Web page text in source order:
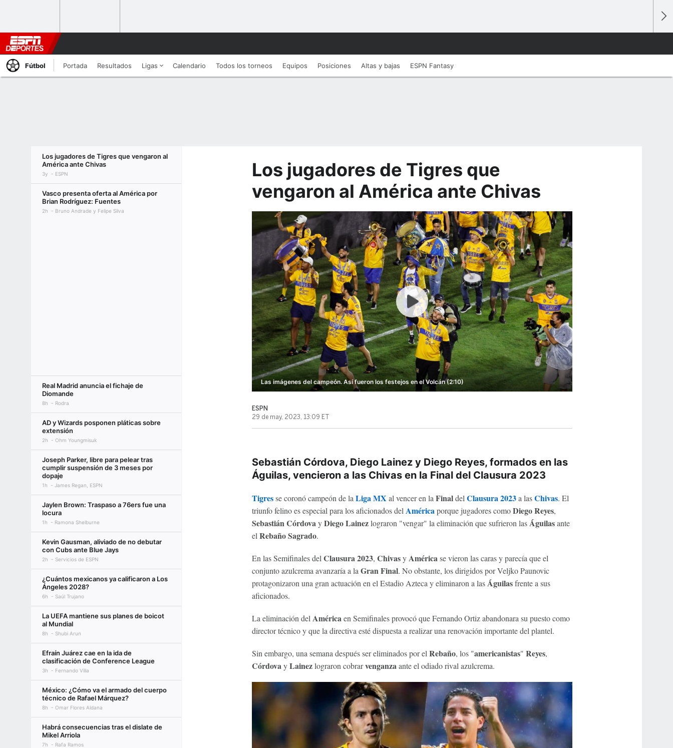
Fútbol Portada Resultados Ligas Calendario Todos los torneos Equipos Posiciones Altas y bajas ESPN Fantasy
Los jugadores de Tigres que vengaron al
América ante Chivas
3y ESPN
Vasco presenta oferta al América por
Brian Rodríguez: Fuentes
2h Bruno Andrade y Felipe Silva
Real Madrid anuncia el fichaje de
Diomande
8h Rodra
AD y Wizards posponen pláticas sobre
extensión
2h Ohm Youngmisuk
Joseph Parker, libre para pelear tras
cumplir suspensión de 3 meses por
dopaje
1h James Regan, ESPN
Jaylen Brown: Traspaso a 76ers fue una
locura
1h Ramona Shelburne
Kevin Gausman, aliviado de no debutar
con Cubs ante Blue Jays
2h Servicios de ESPN
¿Cuántos mexicanos ya calificaron a Los
Ángeles 2028?
6h Saúl Trujano
La UEFA mantiene sus planes de boicot
al Mundial
8h Shubi Arun
Efraín Juárez cae en la ida de
clasificación de Conference League
3h Fernando Villa
México: ¿Cómo va el armado del cuerpo
técnico de Rafael Márquez?
8h Omar Flores Aldana
Habrá consecuencias tras el dislate de
Mikel Arriola
7h Rafa Ramos
Los jugadores de Tigres que
vengaron al América ante Chivas
Las imágenes del campeón. Así fueron los festejos en el Volcán (2:10)
ESPN
29 de may, 2023, 13:09 ET
Sebastián Córdova, Diego Lainez y Diego Reyes, formados en las
Águilas, vencieron a las Chivas en la Final del Clausura 2023
Tigresse coronó campeón de la Liga MX al vencer en la Finaldel Clausura 2023a lasChivas. El
triunfo felino es especial para los aficionados del América porque jugadores comoDiego Reyes,
Sebastián Córdova yDiego Lainezlograron "vengar" la eliminación que sufrieron lasÁguilasante
el Rebaño Sagrado.
En las Semifinales del Clausura 2023, ChivasyAmérica se vieron las caras y parecía que el
conjunto azulcrema avanzaría a la Gran Final. No obstante, los dirigidos por Veljko Paunovic
protagonizaron una gran actuación en el Estadio Azteca y eliminaron a lasÁguilasfrente a sus
aficionados.
La eliminación del América en Semifinales provocó que Fernando Ortiz abandonara su puesto como
director técnico y que la directiva esté dispuesta a realizar una renovación importante del plantel.
Sin embargo, una semana después ser eliminados por el Rebaño, los "americanistas" Reyes,
Córdova yLainezlograron cobrarvenganza ante el odiado rival azulcrema.